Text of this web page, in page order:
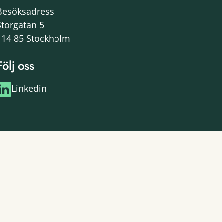
5
85 Stockholm
oss
Linkedin